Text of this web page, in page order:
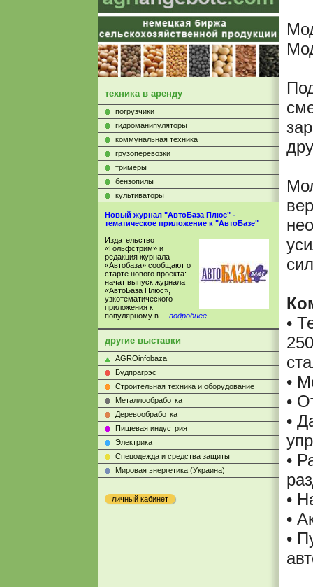
техника в аренду
погрузчики
гидроманипуляторы
коммунальная техника
грузоперевозки
тримеры
бензопилы
культиваторы
Новый журнал "АвтоБаза Плюс" -
тематическое приложение к "АвтоБазе"
Издательство
«Гольфстрим» и
редакция журнала
«Автобаза» сообщают о
старте нового проекта:
начат выпуск журнала
«АвтоБаза Плюс»,
узкотематического
приложения к
популярному в ... подробнее
другие выставки
AGROinfobaza
Будпрагрэс
Строительная техника и оборудование
Металлообработка
Деревообработка
Пищевая индустрия
Электрика
Cпецодежда и средства защиты
Мировая энергетика (Украина)
личный кабинет
•
•
•
•
•
•
•
•